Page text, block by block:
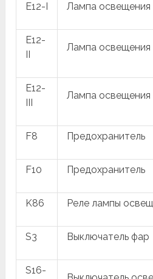
E12-I Лампа освещения
E12-
Лампа освещения
E12-
Лампа освещения
F8 Предохранитель
F10 Предохранитель
K86 Реле лампы
S3 Выключатель фар
S16-